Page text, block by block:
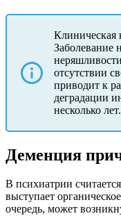
Клиническая
Заболевание
отсутствии
приводит к
деградации
несколько лет.
Деменция
В психиатрии
выступает
очередь, может